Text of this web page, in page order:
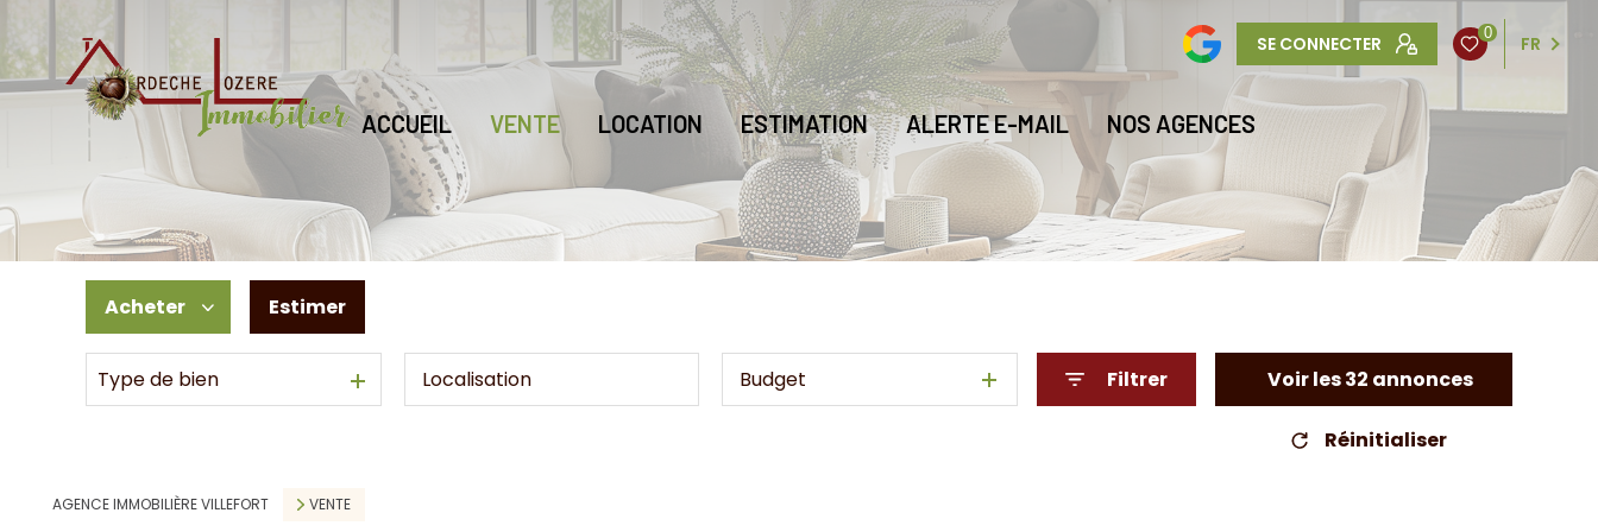
SE CONNECTER 0 FR
ACCUEIL VENTE LOCATION ESTIMATION ALERTE E-MAIL NOS AGENCES
Acheter
De l'ancien
Estimer
Type de bien Budget Filtrer Voir les32 annonces
Réinitialiser
AGENCE IMMOBILIÈRE VILLEFORT VENTE